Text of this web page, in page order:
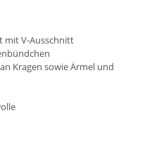
mit V-Ausschnitt
Kragen sowie Ärmel und